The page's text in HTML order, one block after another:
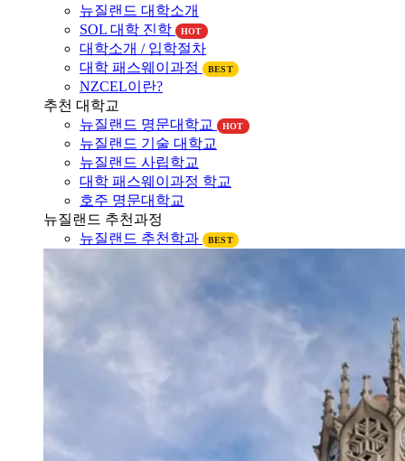
SOL 대학 진학
HOT
대학소개 / 입학절차
대학 패스웨이과정
NZCEL이란?
추천 대학교
뉴질랜드 명문대학교
뉴질랜드 기술 대학교
뉴질랜드 사립학교
대학 패스웨이과정 학교
호주 명문대학교
뉴질랜드 추천과정
뉴질랜드 추천학과